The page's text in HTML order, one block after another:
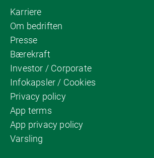
Karriere
Om bedriften
Presse
Bærekraft
Investor / Corporate
Infokapsler / Cookies
Privacy policy
App terms
App privacy policy
Varsling